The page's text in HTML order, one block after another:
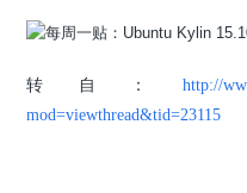
转自： http://
mod=viewthread&tid=23115